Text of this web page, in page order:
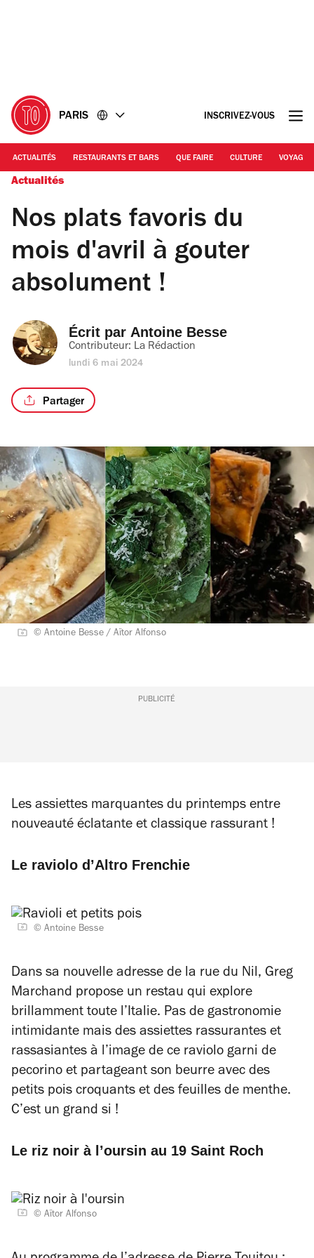
PARIS INSCRIVEZ-VOUS
ACTUALITÉS RESTAURANTS ET BARS QUE FAIRE CULTURE VOYAGE
Actualités
Nos plats favoris du
mois d'avril à gouter
absolument !
Écrit par Antoine Besse
Contributeur: La Rédaction
lundi 6 mai 2024
Partager
© Antoine Besse / Aïtor Alfonso
PUBLICITÉ
Les assiettes marquantes du printemps entre
nouveauté éclatante et classique rassurant !
Le raviolo d’Altro Frenchie
© Antoine Besse
Dans sa nouvelle adresse de la rue du Nil, Greg
Marchand propose un restau qui explore
brillamment toute l’Italie. Pas de gastronomie
intimidante mais des assiettes rassurantes et
rassasiantes à l’image de ce raviolo garni de
pecorino et partageant son beurre avec des
petits pois croquants et des feuilles de menthe.
C’est un grand si !
Le riz noir à l’oursin au 19 Saint Roch
© Aïtor Alfonso